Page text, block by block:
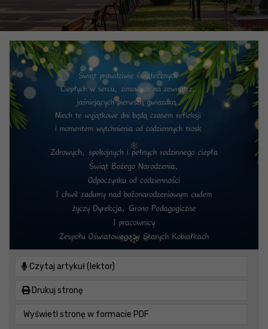
Czytaj artykuł (lektor)
Drukuj stronę
Wyświetl stronę w formacie PDF